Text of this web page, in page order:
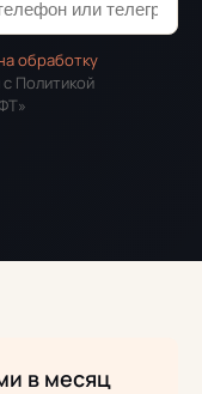
обработку
Политикой
в месяц